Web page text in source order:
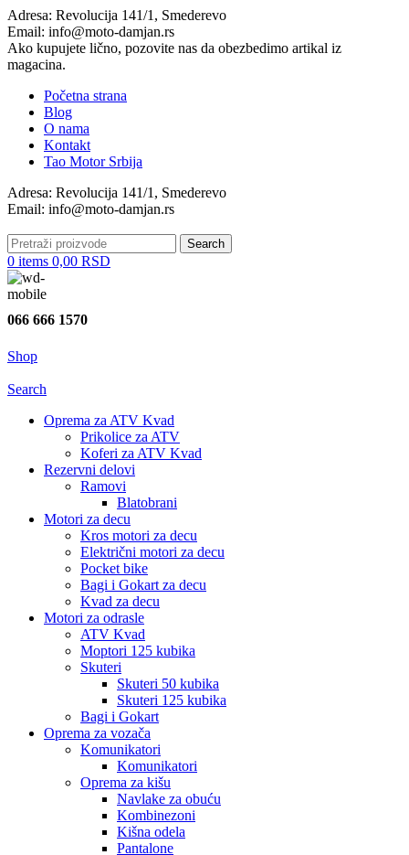
Adresa: Revolucija 141/1, Smederevo
Email: info@moto-damjan.rs
Ako kupujete lično, pozovite nas da obezbedimo artikal iz
magacina.
Početna strana
Blog
O nama
Kontakt
Tao Motor Srbija
Adresa: Revolucija 141/1, Smederevo
Email: info@moto-damjan.rs
Search
0 items 0,00 RSD
066 666 1570
Shop
Search
Oprema za ATV Kvad
Prikolice za ATV
Koferi za ATV Kvad
Rezervni delovi
Ramovi
Blatobrani
Motori za decu
Kros motori za decu
Električni motori za decu
Pocket bike
Bagi i Gokart za decu
Kvad za decu
Motori za odrasle
ATV Kvad
Moptori 125 kubika
Skuteri
Skuteri 50 kubika
Skuteri 125 kubika
Bagi i Gokart
Oprema za vozača
Komunikatori
Komunikatori
Oprema za kišu
Navlake za obuću
Kombinezoni
Kišna odela
Pantalone